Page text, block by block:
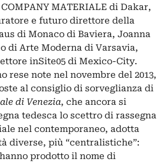
MATERIALE di Dakar,
e futuro direttore della
di Monaco di Baviera, Joanna
di Arte Moderna di Varsavia,
inSite05 di Mexico-City.
rese note nel novembre del 2013,
al consiglio di sorveglianza di
di Venezia, che ancora si
tedesca lo scettro di rassegna
nel contemporaneo, adotta
diverse, più “centralistiche”:
prodotto il nome di